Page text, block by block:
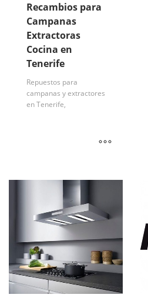
Recambios para
Campanas
Extractoras
Cocina en
Tenerife
Repuestos para
campanas y extractores
en Tenerife,